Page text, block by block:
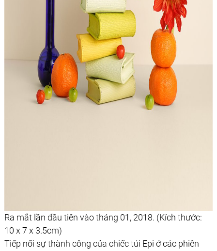
Ra mắt lần đầu tiên vào tháng 01, 2018. (Kích thước:
10 x 7 x 3.5cm)
Tiếp nối sự thành công của chiếc túi Epi ở các phiên